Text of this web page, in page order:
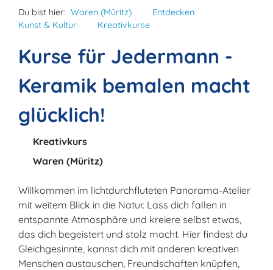
Du bist hier: Waren (Müritz)
Entdecken
Kunst & Kultur
Kreativkurse
Kurse für Jedermann -
Keramik bemalen macht
glücklich!
Kreativkurs
Waren (Müritz)
Willkommen im lichtdurchfluteten Panorama-Atelier
mit weitem Blick in die Natur. Lass dich fallen in
entspannte Atmosphäre und kreiere selbst etwas,
das dich begeistert und stolz macht. Hier findest du
Gleichgesinnte, kannst dich mit anderen kreativen
Menschen austauschen, Freundschaften knüpfen,